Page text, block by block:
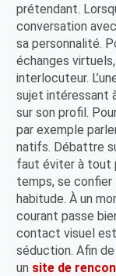
prétendant.
conversation
sa personnalité.
échanges
interlocuteur.
sujet intéressant
sur son profil.
par exemple
natifs. Débattre
faut éviter à tout
temps, se confier
habitude. À un
courant passe
contact visuel est
séduction. Afin
un site de